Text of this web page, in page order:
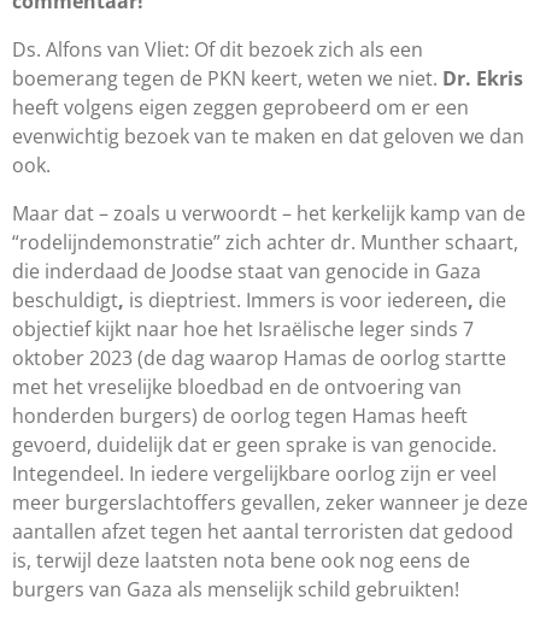
Ds. Alfons van Vliet: Of dit bezoek zich als een
boemerang tegen de PKN keert, weten we niet. Dr. Ekris
heeft volgens eigen zeggen geprobeerd om er een
evenwichtig bezoek van te maken en dat geloven we dan
ook.
Maar dat – zoals u verwoordt – het kerkelijk kamp van de
“rodelijndemonstratie” zich achter dr. Munther schaart,
die inderdaad de Joodse staat van genocide in Gaza
beschuldigt, is dieptriest. Immers is voor iedereen, die
objectief kijkt naar hoe het Israëlische leger sinds 7
oktober 2023 (de dag waarop Hamas de oorlog startte
met het vreselijke bloedbad en de ontvoering van
honderden burgers) de oorlog tegen Hamas heeft
gevoerd, duidelijk dat er geen sprake is van genocide.
Integendeel. In iedere vergelijkbare oorlog zijn er veel
meer burgerslachtoffers gevallen, zekerwanneer je deze
aantallen afzet tegen het aantal terroristen dat gedood
is, terwijl deze laatsten nota bene ook nog eens de
burgers van Gaza als menselijk schild gebruikten!